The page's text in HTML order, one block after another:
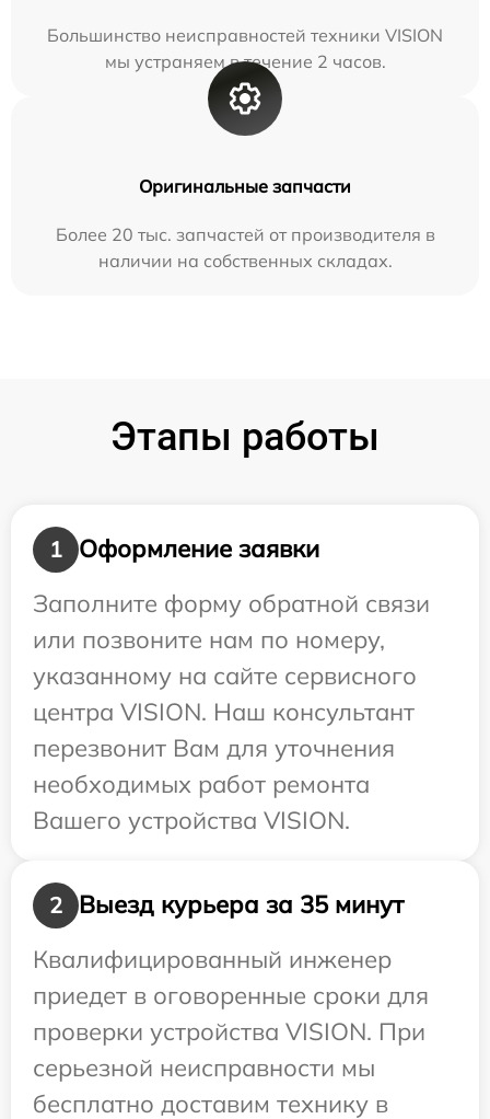
Большинство неисправностей техники VISION
мы устраняем в течение 2 часов.
Оригинальные запчасти
Более 20 тыс. запчастей от производителя в
наличии на собственных складах.
Этапы работы
1
Оформление заявки
Заполните форму обратной связи
или позвоните нам по номеру,
указанному на сайте сервисного
центра VISION. Наш консультант
перезвонит Вам для уточнения
необходимых работ ремонта
Вашего устройства VISION.
2
Выезд курьера за 35 минут
Квалифицированный инженер
приедет в оговоренные сроки для
проверки устройства VISION. При
серьезной неисправности мы
бесплатно доставим технику в